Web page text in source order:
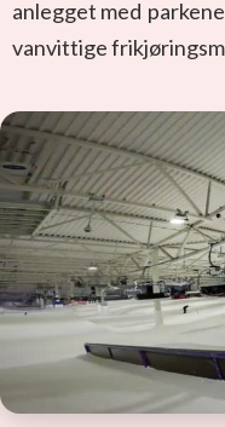
anlegget med
vanvittige